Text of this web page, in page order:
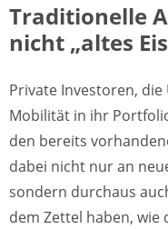
Traditionelle
nicht „altes
Private Investoren,
Mobilität in ihr
den bereits
dabei nicht nur an
sondern durchaus
dem Zettel haben, wie